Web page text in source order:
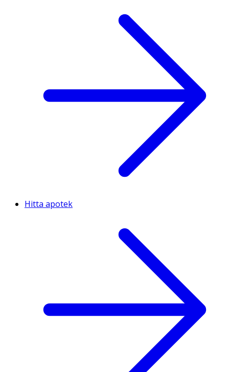
Hitta apotek